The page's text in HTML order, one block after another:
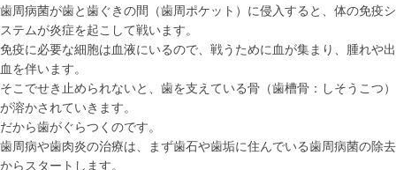
歯周病菌が歯と歯ぐきの間（歯周ポケット）に侵入すると、体の免疫シ
ステムが炎症を起こして戦います。
免疫に必要な細胞は血液にいるので、戦うために血が集まり、腫れや出
血を伴います。
そこでせき止められないと、歯を支えている骨（歯槽骨：しそうこつ）
が溶かされていきます。
だから歯がぐらつくのです。
歯周病や歯肉炎の治療は、まず歯石や歯垢に住んでいる歯周病菌の除去
からスタートします。